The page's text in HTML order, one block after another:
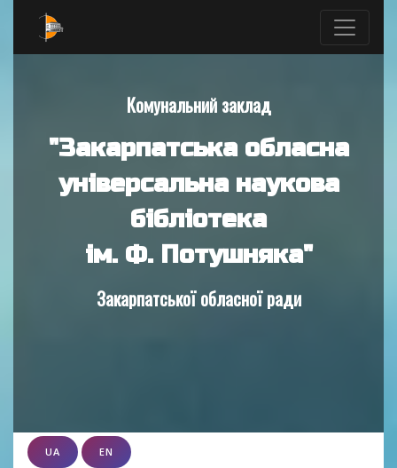
Комунальний заклад
"Закарпатська обласна
універсальна наукова
бібліотека
ім. Ф. Потушняка"
Закарпатської обласної ради
UA EN